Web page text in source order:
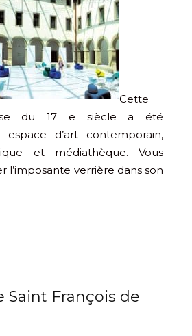
Cette
du 17 e siècle a été
d’art contemporain,
et médiathèque. Vous
l’imposante verrière dans son
Saint François de